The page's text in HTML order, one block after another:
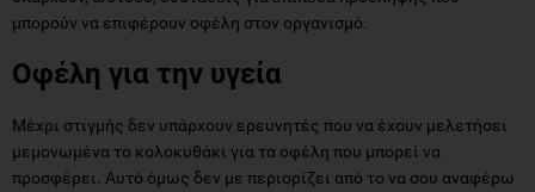
μπορούν να επιφέρουν οφέλη στον οργανισμό.
Οφέλη για την υγεία
Μέχρι στιγμής δεν υπάρχουν ερευνητές που να έχουν μελετήσει
μεμονωμένα το κολοκυθάκι για τα οφέλη που μπορεί να
προσφέρει. Αυτό όμως δεν με περιορίζει από το να σου αναφέρω